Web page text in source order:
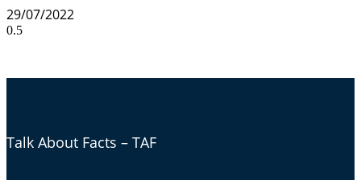
29/07/2022
Talk About Facts – TAF